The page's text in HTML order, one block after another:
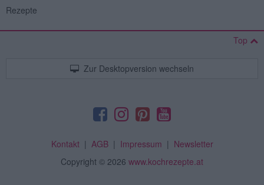
Rezepte
Top
Zur Desktopversion wechseln
Kontakt| AGB| Impressum | Newsletter
Copyright © 2026 www.kochrezepte.at